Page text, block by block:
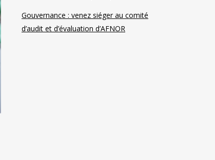
Gouvernance : venez siéger au comité
d’audit et d’évaluation d’AFNOR